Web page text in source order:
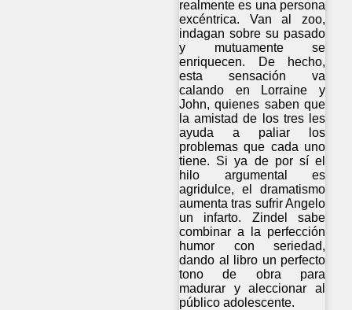
realmente es una persona
excéntrica. Van al zoo,
indagan sobre su pasado
y mutuamente se
enriquecen. De hecho,
esta sensación va
calando en Lorraine y
John, quienes saben que
la amistad de los tres les
ayuda a paliar los
problemas que cada uno
tiene. Si ya de por sí el
hilo argumental es
agridulce, el dramatismo
aumenta tras sufrir Angelo
un infarto. Zindel sabe
combinar a la perfección
humor con seriedad,
dando al libro un perfecto
tono de obra para
madurar y aleccionar al
público adolescente.